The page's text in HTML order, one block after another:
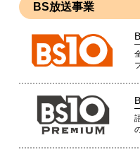
BS放送事業